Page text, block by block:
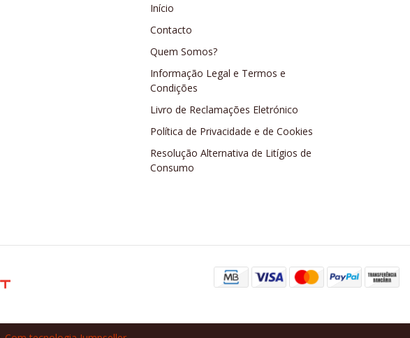
Início
Contacto
Quem Somos?
Informação Legal e Termos e
Condições
Livro de Reclamações Eletrónico
Política de Privacidade e de Cookies
Resolução Alternativa de Litígios de
Consumo